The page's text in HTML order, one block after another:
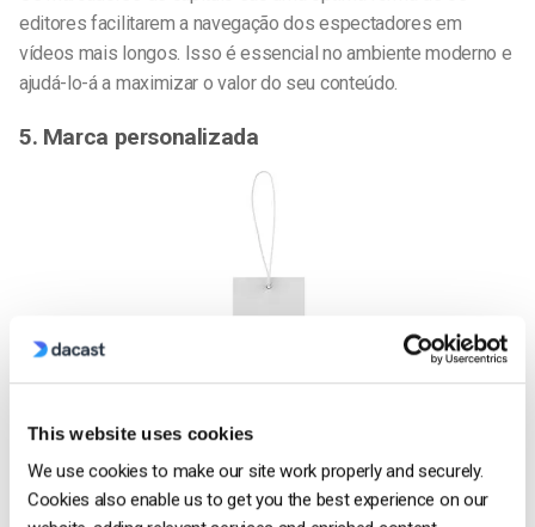
This website uses cookies
We use cookies to make our site work properly and securely.
Cookies also enable us to get you the best experience on our
editores facilitarem a navegação dos espectadores em
vídeos mais longos. Isso é essencial no ambiente moderno e
ajudá-lo-á a maximizar o valor do seu conteúdo.
5. Marca personalizada
Outra consideração fundamental para os editores é o
profissionalismo e amarca.